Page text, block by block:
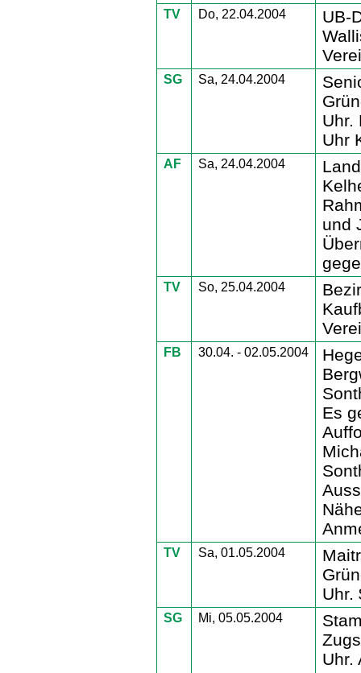
TV Do, 22.04.2004
UB-
SG Sa, 24.04.2004
Uhr.
Uhr
AF Sa, 24.04.2004
und
TV So, 25.04.2004
FB 30.04. - 02.05.2004
Es
TV Sa, 01.05.2004
Uhr.
SG Mi, 05.05.2004
Uhr.